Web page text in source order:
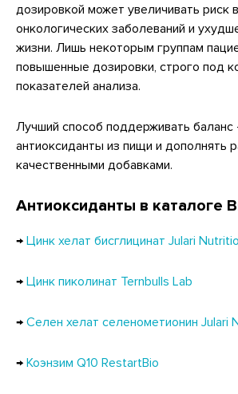
дозировкой может увеличивать риск
онкологических заболеваний и
жизни. Лишь некоторым группам
повышенные дозировки, строго под
показателей анализа.
Лучший способ поддерживать баланс
антиоксиданты из пищи и дополнять
качественными добавками.
Антиоксиданты в каталоге
→ Цинк хелат бисглицинат Julari
→ Цинк пиколинат Ternbulls Lab
→ Селен хелат селенометионин Julari
→ Коэнзим Q10 RestartBio